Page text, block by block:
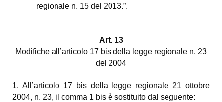
regionale n. 15 del 2013.”.
Art. 13
Modifiche all’articolo 17 bis della legge regionale n. 23
del 2004
1. All’articolo 17 bis della legge regionale 21 ottobre
2004, n. 23, il comma 1 bis è sostituito dal seguente: